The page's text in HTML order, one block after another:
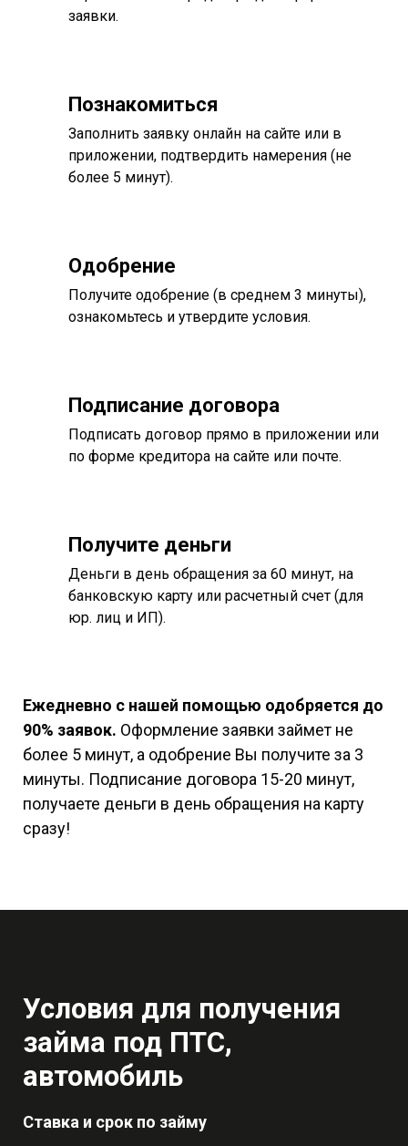
заявки.
Познакомиться
Заполнить заявку онлайн на сайте или в
приложении, подтвердить намерения (не
более 5 минут).
Одобрение
Получите одобрение (в среднем 3 минуты),
ознакомьтесь и утвердите условия.
Подписание договора
Подписать договор прямо в приложении или
по форме кредитора на сайте или почте.
Получите деньги
Деньги в день обращения за 60 минут, на
банковскую карту или расчетный счет (для
юр. лиц и ИП).
Ежедневно с нашей помощью одобряется до
90% заявок. Оформление заявки займет не
более 5 минут, а одобрение Вы получите за 3
минуты. Подписание договора 15-20 минут,
получаете деньги в день обращения на карту
сразу!
Условия для получения
займа под ПТС,
автомобиль
Ставка и срок по займу